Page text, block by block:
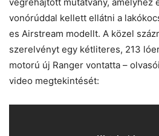
vonórúddal kellett ellátni a
es Airstream modellt. A közel
szerelvényt egy kétliteres, 213
motorú új Ranger vontatta –
video megtekintését: